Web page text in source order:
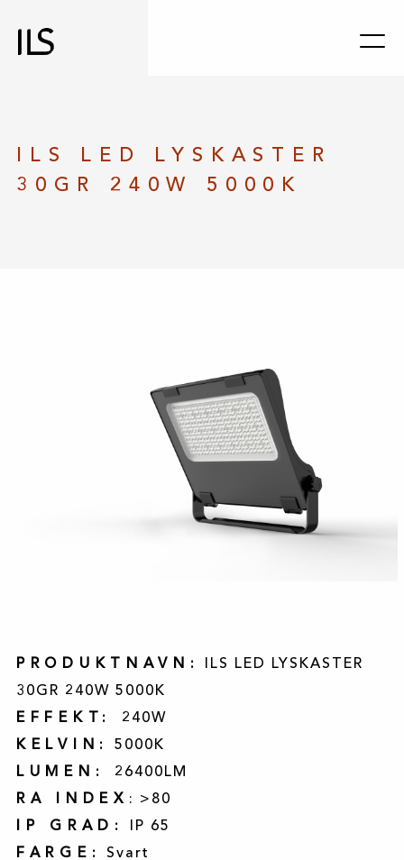
ILS LED LYSKASTER
30GR 240W 5000K
PRODUKTNAVN:
ILS LED LYSKASTER
30GR 240W 5000K
EFFEKT: 240W
KELVIN:
5000K
LUMEN: 26400LM
RA INDEX : >80
IP GRAD:
IP 65
FARGE:
Svart